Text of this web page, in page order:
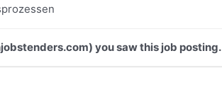
you saw this job posting.